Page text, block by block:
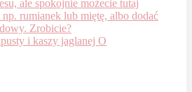
i kaszy jaglanej O